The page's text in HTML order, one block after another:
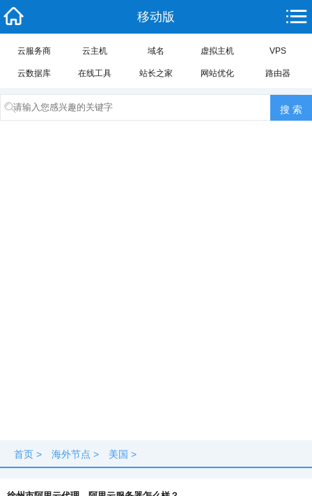
移动版
云服务商 云主机 域名 虚拟主机 VPS
云数据库 在线工具 站长之家 网站优化 路由器
首页 > 海外节点 > 美国 >